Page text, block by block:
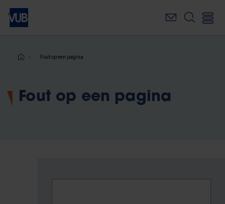
Overslaan
naar
inhoudKruimelpad
Fout op een pagina
Fout op een pagina